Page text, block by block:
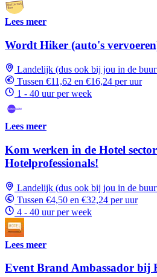
Lees meer
Wordt Hiker (auto's
Landelijk (dus ook bij jou in de
Tussen €11,62 en €16,24 per uur
1 - 40 uur per week
Lees meer
Kom werken in de Hotel
Hotelprofessionals!
Landelijk (dus ook bij jou in de
Tussen €4,50 en €32,24 per uur
4 - 40 uur per week
Lees meer
Event Brand Ambassador bij